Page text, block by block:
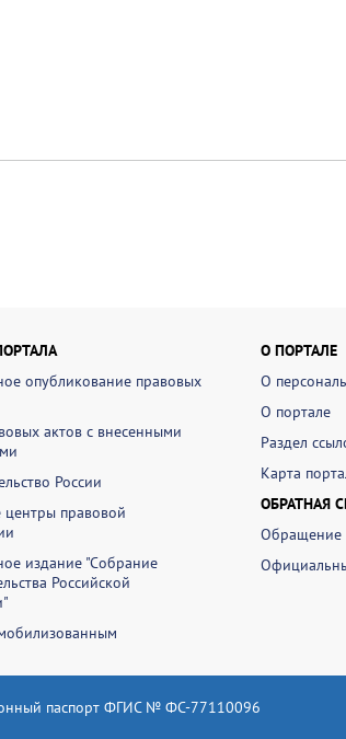
опубликование правовых
актов с внесенными
России
правовой
издание "Собрание
Российской
О ПОРТАЛЕ
О
О портале
Раздел
Карта
ОБРАТНАЯ
Обращение
паспорт ФГИС № ФС-77110096